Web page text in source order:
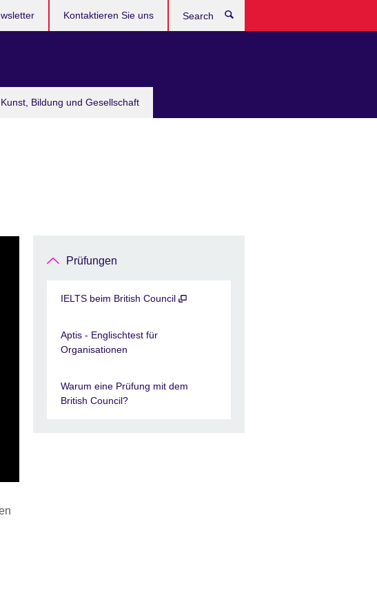
Kunst, Bildung und Gesellschaft
Kontaktieren Sie uns
Prüfungen
IELTS beim British Council
Aptis - Englischtest für
Organisationen
Warum eine Prüfung mit dem
British Council?